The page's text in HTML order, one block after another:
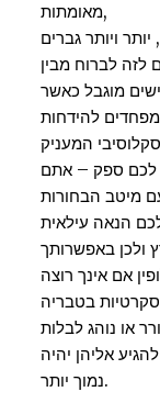
מאומתות,
ויותר גברים
לזה לברוח מבין
מוגבל כאשר
המעניק
לכם ספק – אתם
מיטב הבחורות
ולכן באפשרותך
אם אינך רוצה
בטבריה
או נוהג לבלות
אליהן יהיה
נמוך יותר.